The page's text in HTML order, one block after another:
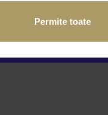
Permite toate